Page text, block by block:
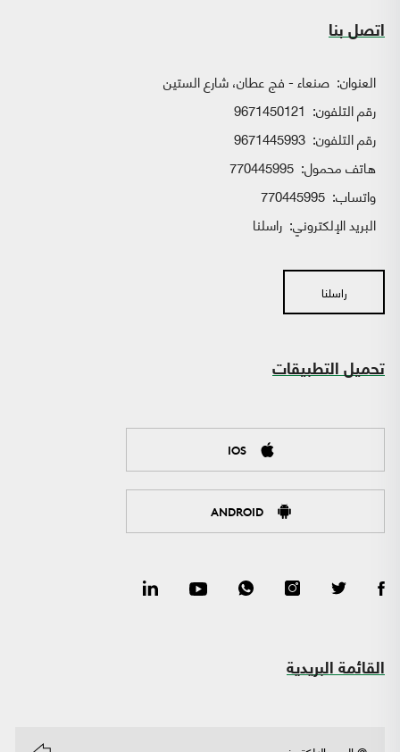
اتصل بنا
العنوان: صنعاء - فج عطان، شارع الستين
رقم التلفون: 9671450121
رقم التلفون: 9671445993
هاتف محمول: 770445995
واتساب:
البريد الإلكتروني: راسلنا
راسلنا
تحميل التطبيقات
IOS
ANDROID
القائمة البريدية